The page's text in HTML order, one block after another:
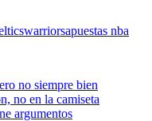
warriorsapuestas nba
no siempre bien
no en la camiseta
argumentos